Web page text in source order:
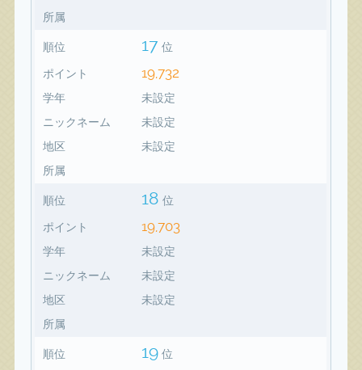
所属
順位 17 位
ポイント 19,732
学年
未設定
ニックネーム
未設定
地区
未設定
所属
順位 18 位
ポイント 19,703
学年
未設定
ニックネーム
未設定
地区
未設定
所属
順位 19 位